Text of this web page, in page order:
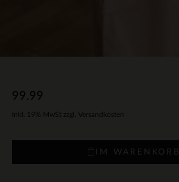
99.99
Inkl. 19% MwSt zzgl. Versandkosten
IM WARENKORB